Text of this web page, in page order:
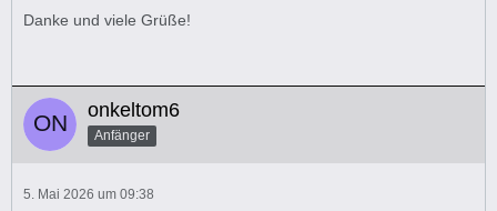
Danke und viele Grüße!
onkeltom6
Anfänger
5. Mai 2026 um 09:38